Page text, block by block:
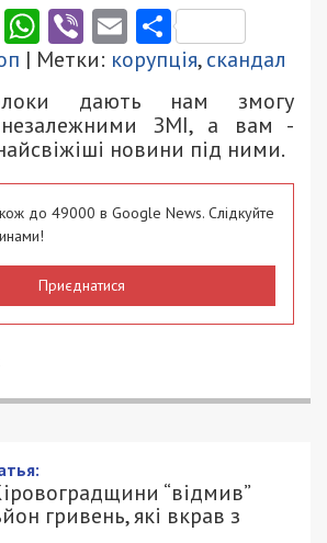
Twitter
WhatsApp
ViberEmail
| Метки: корупція,скандал
дають нам змогу
незалежними ЗМІ, а вам -
новини під ними.
до 49000 в Google News. Слідкуйте
Приєднатися
“відмив”
гривень, які вкрав з